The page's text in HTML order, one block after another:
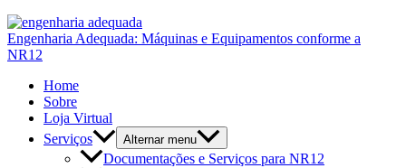
Engenharia Adequada: Máquinas e Equipamentos conforme a
NR12
Home
Sobre
Loja Virtual
Serviços
Alternar menu
Documentações e Serviços para NR12